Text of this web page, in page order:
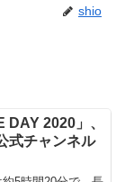
shio
DAY 2020」、
式チャンネル